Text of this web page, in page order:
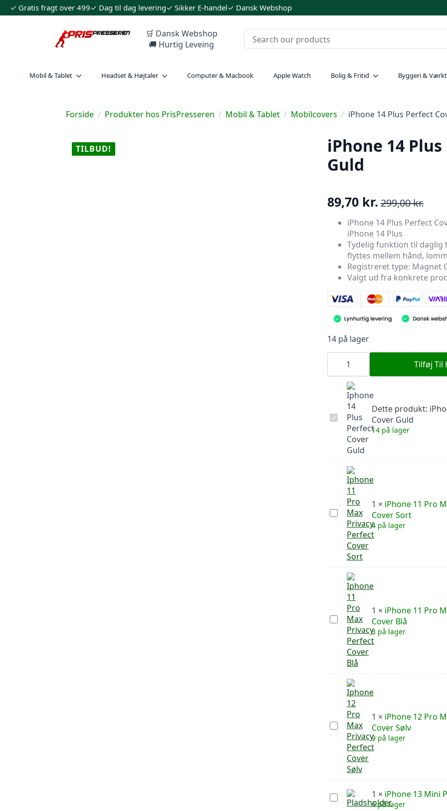
✓ Gratis fragt over 499✓ Dag til dag levering✓ Sikker E-handel✓ Dansk Webshop
🛒 Dansk Webshop
🚚 Hurtig Leveing
Mobil & Tablet Headset & Højtaler Computer & Macbook Apple Watch Bolig & Fritid Byggeri &
Forside Produkter hos PrisPresseren Mobil & Tablet Mobilcovers iPhone 14 Plus Perfect
TILBUD!
iPhone 14
Guld
299,00kr.
Den
oprindelige
pris
var:
299,00 kr..
89,70 kr.
Den
aktuelle
pris
89,70 kr..
iPhone 14 Plus Perfect
iPhone 14 Plus
Tydelig funktion til
flyttes mellem hånd,
Registreret type: Magnet
Valgt ud fra konkrete
14 på lager
iPhone
Perfect
Cover
Tilføj Til
iPhone
14
Perfect
Cover
Dette produkt:
Cover Guld
14 på lager
iPhone
11
Privacy
Perfect
Cover
Sort
1 × iPhone 11 Pro
Cover Sort
4 på lager
iPhone
11
Privacy
Perfect
Cover
Blå
1 × iPhone 11 Pro
Cover Blå
3 på lager
iPhone
12
Privacy
Perfect
Cover
Sølv
1 × iPhone 12 Pro
Cover Sølv
9 på lager
iPhone
13
1 × iPhone 13 Mini
6 på lager